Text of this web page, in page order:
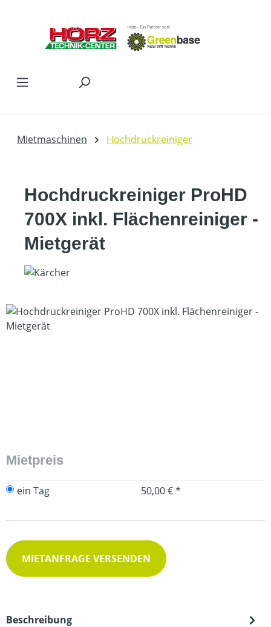
Mietmaschinen Hochdruckreiniger
Hochdruckreiniger ProHD
700X inkl. Flächenreiniger -
Mietgerät
Bildergalerie überspringen
Mietpreis
ein Tag 50,00 € *
MIETANFRAGE VERSENDEN
Beschreibung